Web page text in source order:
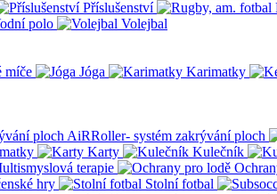
Příslušenství
polo
Volejbal
míče Jóga Karimatky
AiRRoller- systém zakrývání ploch
Karty Kulečník
terapie
hry Stolní fotbal